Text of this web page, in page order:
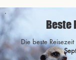
Beste
Die beste